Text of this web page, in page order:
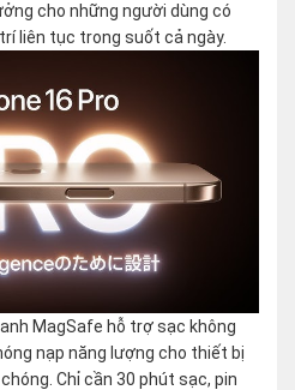
cho những người dùng có
liên tục trong suốt cả ngày.
MagSafe hỗ trợ sạc không
nạp năng lượng cho thiết bị
Chỉ cần 30 phút sạc, pin